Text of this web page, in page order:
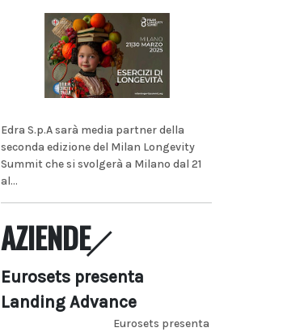
Edra S.p.A sarà media partner della
seconda edizione del Milan Longevity
Summit che si svolgerà a Milano dal 21
al...
AZIENDE
Eurosets presenta
Landing Advance
Eurosets presenta